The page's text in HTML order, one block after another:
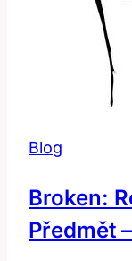
Blog
Broken:
Předmět